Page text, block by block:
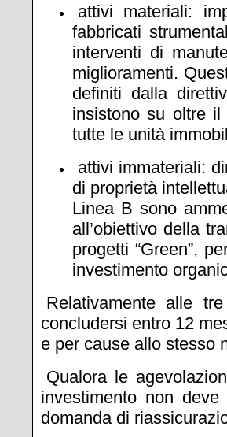
attivi materiali:
fabbricati
interventi di
miglioramenti.
definiti dalla
insistono su oltre il
tutte le unità
attivi immateriali:
di proprietà
Linea B sono
all’obiettivo della
progetti “Green”,
investimento
Relativamente alle
concludersi entro 12
e per cause allo stesso
Qualora le
investimento non
domanda di